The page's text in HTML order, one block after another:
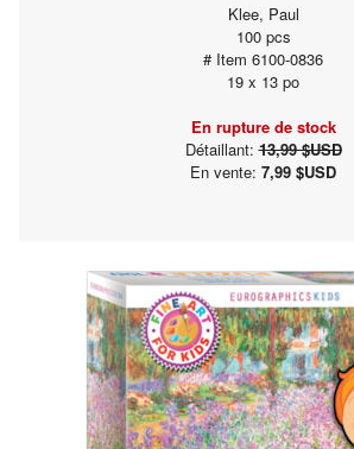
Klee, Paul
100 pcs
# Item 6100-0836
19 x 13 po
En rupture de stock
Détaillant:13,99 $USD
En vente: 7,99 $USD